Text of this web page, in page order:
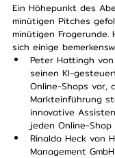
Ein Höhepunkt des
minütigen Pitches
minütigen
sich einige
Peter Hattingh
seinen KI-
Online-Shops vor,
Markteinführung
innovative
jeden Online-
Rinaldo Heck von
Management